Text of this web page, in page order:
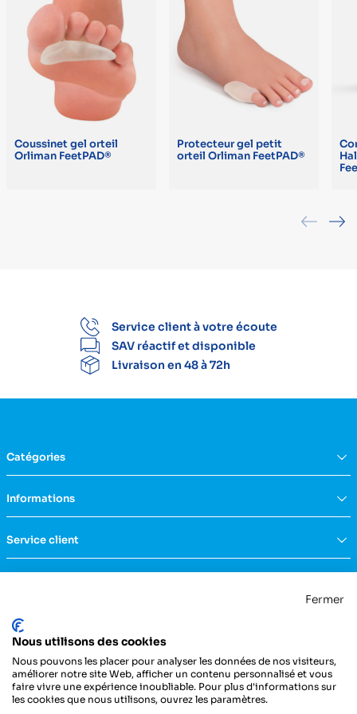
Coussinet gel orteil
Orliman FeetPAD®
Protecteur gel petit
orteil Orliman FeetPAD®
Service client à votre écoute
SAV réactif et disponible
Livraison en 48 à 72h
La Centrale Médicale
ZI de la Petite Dimerie - 15, rue du 11 Novembre
62310 Fruges
France
03 21 04 21 21
Catégories
Aide à la vie
Confort & bien-être
Rééducation & massage
Mobilier
Diagnostic
Hygiène & protection
Instrumentation
Informations
FAQs
Notre engagement RSE
Service client
Nous contacter
Conditions générales de vente
Fermer
Nous utilisons des cookies
Nous pouvons les placer pour analyser les données de nos visiteurs,
améliorer notre site Web, afficher un contenu personnalisé et vous
faire vivre une expérience inoubliable. Pour plus d'informations sur
les cookies que nous utilisons, ouvrez les paramètres.